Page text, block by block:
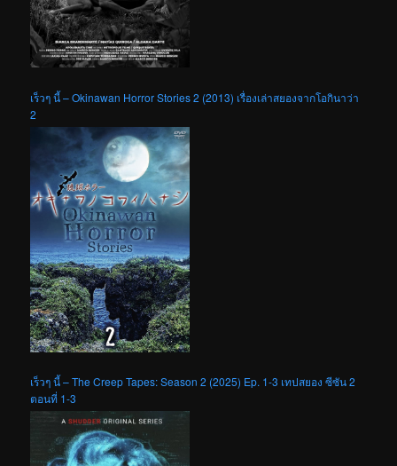
เร็วๆ นี้ – Okinawan Horror Stories 2 (2013) เรื่องเล่าสยองจากโอกินาว่า
2
เร็วๆ นี้ – The Creep Tapes: Season 2 (2025) Ep. 1-3 เทปสยอง ซีซัน 2
ตอนที่ 1-3